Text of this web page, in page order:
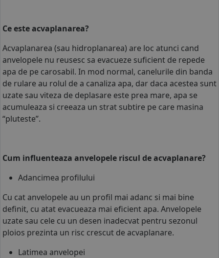
Ce este acvaplanarea?
Acvaplanarea (sau hidroplanarea) are loc atunci cand
anvelopele nu reusesc sa evacueze suficient de repede
apa de pe carosabil. In mod normal, canelurile din banda
de rulare au rolul de a canaliza apa, dar daca acestea sunt
uzate sau viteza de deplasare este prea mare, apa se
acumuleaza si creeaza un strat subtire pe care masina
“pluteste”.
Cum influenteaza anvelopele riscul de acvaplanare?
Adancimea profilului
Cu cat anvelopele au un profil mai adanc si mai bine
definit, cu atat evacueaza mai eficient apa. Anvelopele
uzate sau cele cu un desen inadecvat pentru sezonul
ploios prezinta un risc crescut de acvaplanare.
Latimea anvelopei